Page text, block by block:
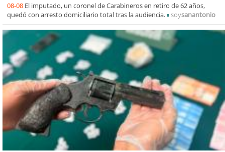
08-08 El imputado, un coronel de Carabineros en retiro de 62 años,
quedó con arresto domiciliario total tras la audiencia.
soysanantonio